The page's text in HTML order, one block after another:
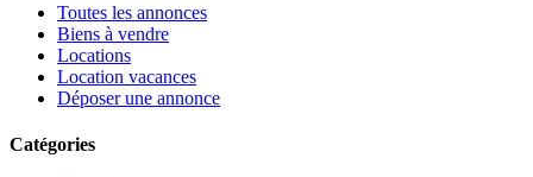
Toutes les annonces
Biens à vendre
Locations
Location vacances
Déposer une annonce
Catégories